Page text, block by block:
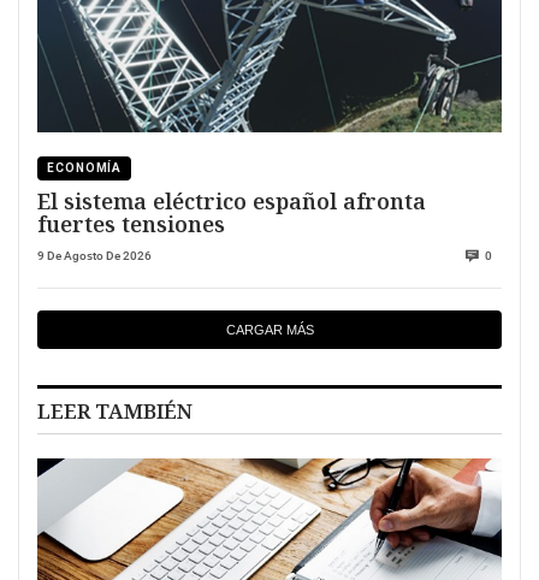
ECONOMÍA
El sistema eléctrico español afronta
fuertes tensiones
9 De Agosto De 2026 0
CARGAR MÁS
LEER TAMBIÉN